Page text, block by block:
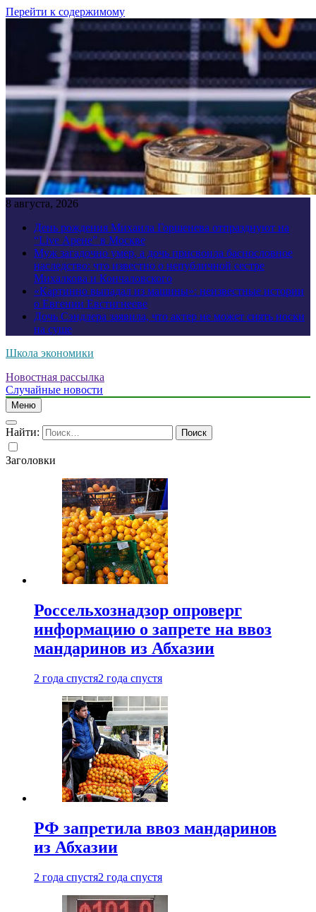
Перейти к содержимому
8 августа, 2026
День рождения Михаила Горшенева отпразднуют на
“Live Арене” в Москве
Муж загадочно умер, а дочь присвоила баснословное
наследство: что известно о непубличной сестре
Михалкова и Кончаловского
«Картинно выпадал из машины»: неизвестные истории
о Евгении Евстигнееве
Дочь Сэндлера заявила, что актер не может снять носки
на суше
Школа экономики
Новостная рассылка
Случайные новости
Меню
Найти:
Заголовки
Россельхознадзор опроверг
информацию о запрете на ввоз
мандаринов из Абхазии
2 года спустя2 года спустя
РФ запретила ввоз мандаринов
из Абхазии
2 года спустя2 года спустя